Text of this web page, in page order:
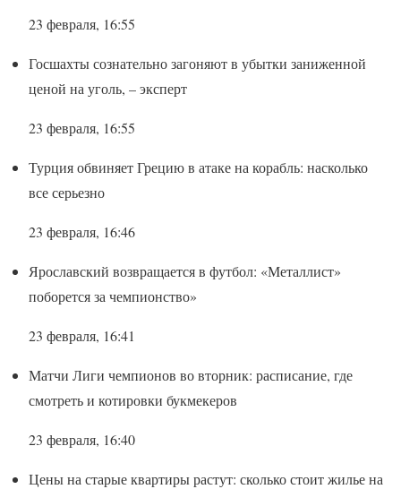
23 февраля, 16:55
Госшахты сознательно загоняют в убытки заниженной
ценой на уголь, – эксперт
23 февраля, 16:55
Турция обвиняет Грецию в атаке на корабль: насколько
все серьезно
23 февраля, 16:46
Ярославский возвращается в футбол: «Металлист»
поборется за чемпионство»
23 февраля, 16:41
Матчи Лиги чемпионов во вторник: расписание, где
смотреть и котировки букмекеров
23 февраля, 16:40
Цены на старые квартиры растут: сколько стоит жилье на